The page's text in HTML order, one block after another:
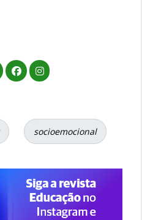
socioemocional